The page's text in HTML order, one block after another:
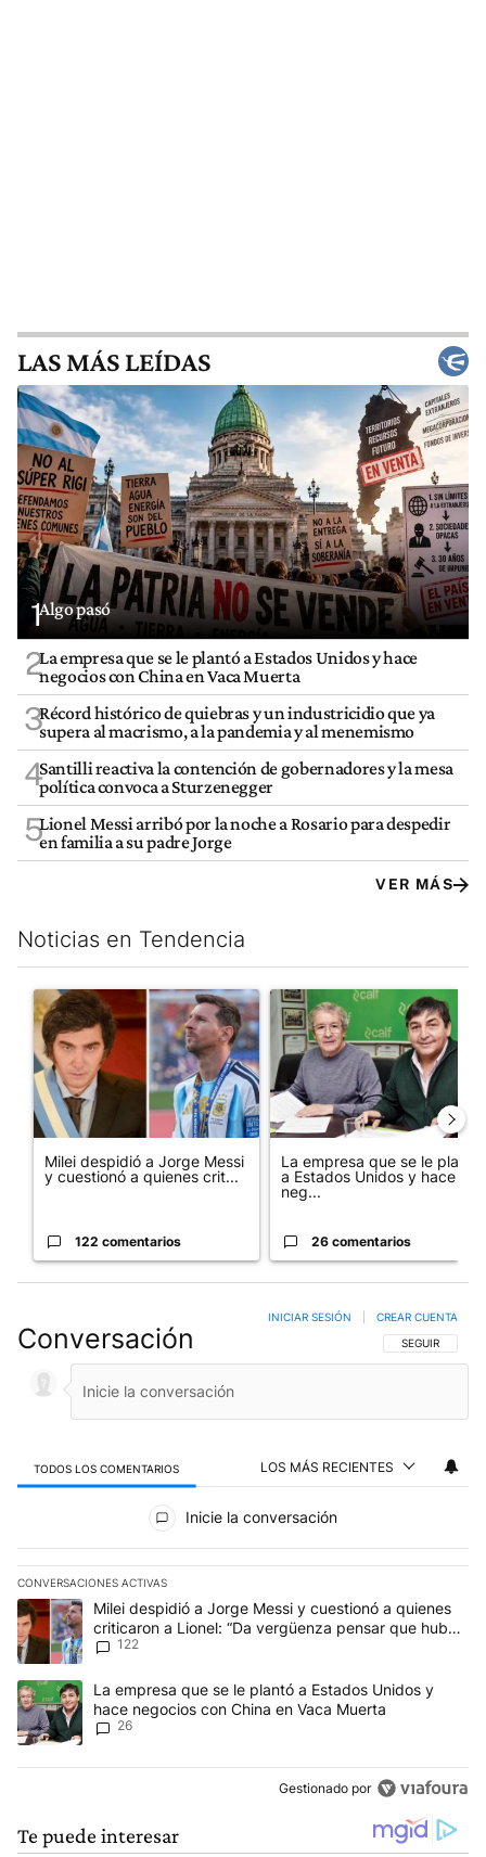
LAS MÁS LEÍDAS
1Algo pasó
2La empresa que se le plantó a Estados Unidos y hace
negocios con China en Vaca Muerta
3Récord histórico de quiebras y un industricidio que ya
supera al macrismo, a la pandemia y al menemismo
4Santilli reactiva la contención de gobernadores y la mesa
política convoca a Sturzenegger
5Lionel Messi arribó por la noche a Rosario para despedir
en familia a su padre Jorge
VER MÁS
Noticias en Tendencia
Este listado muestra los artículos con más comentarios en los
Un artículo de tendencia con el título "Milei despidió a Jorge
Milei despidió a Jorge Messi
y cuestionó a quienes crit...
122 comentarios
Un artículo de tendencia con
La empresa que se le plantó
a Estados Unidos y hace
neg...
26 comentarios
Conversación SIGA ESTA
SEGUIR
INICIAR SESIÓN CREAR CUENTA
TODOS LOS COMENTARIOS LOS MÁS RECIENTES
Inicie la conversación
CONVERSACIONES ACTIVAS
Este listado muestra los artículos con más comentarios en los
Un artículo de tendencia con el título "Milei despidió a Jorge
Milei despidió a Jorge Messi y cuestionó a quienes
criticaron a Lionel: “Da vergüenza pensar que hubo
anti-Messi”
122
Un artículo de tendencia con el título "La empresa que se le
La empresa que se le plantó a Estados Unidos y
hace negocios con China en Vaca Muerta
26
Gestionado por